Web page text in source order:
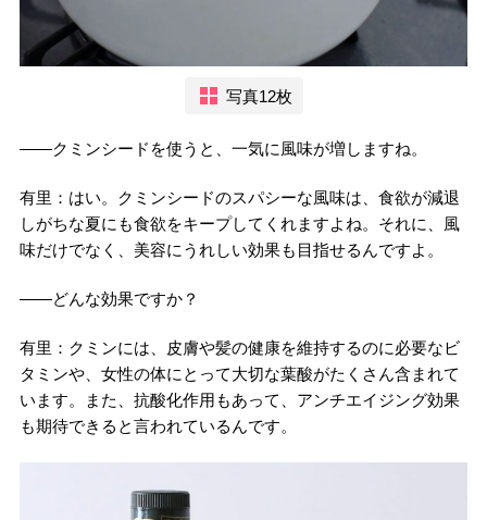
写真12枚
――クミンシードを使うと、一気に風味が増しますね。
有里：はい。クミンシードのスパシーな風味は、食欲が減退
しがちな夏にも食欲をキープしてくれますよね。それに、風
味だけでなく、美容にうれしい効果も目指せるんですよ。
――どんな効果ですか？
有里：クミンには、皮膚や髪の健康を維持するのに必要なビ
タミンや、女性の体にとって大切な葉酸がたくさん含まれて
います。また、抗酸化作用もあって、アンチエイジング効果
も期待できると言われているんです。